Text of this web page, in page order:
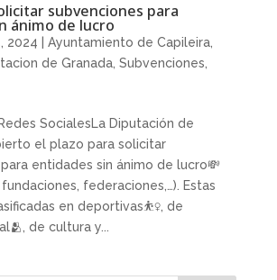
subvenciones para
ánimo de lucro
2024 Ayuntamiento de Capileira,
de Granada, Subvenciones,
SocialesLa Diputación de
el plazo para solicitar
entidades sin ánimo de lucro💸
federaciones,…). Estas
en deportivas⛹️‍♀️, de
de cultura y...